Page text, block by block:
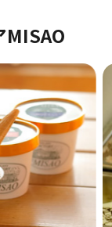
MISAO